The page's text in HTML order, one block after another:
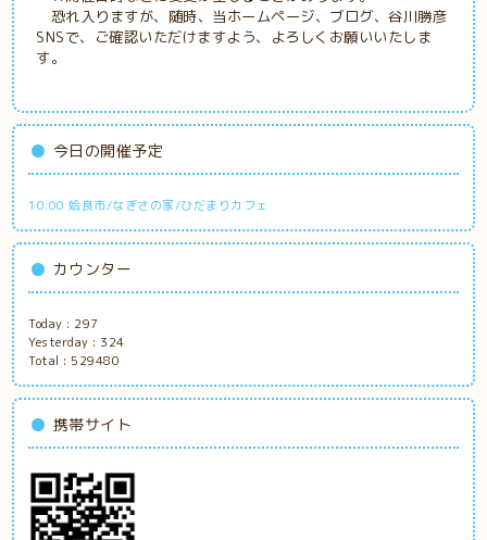
恐れ入りますが、随時、当ホームページ、ブログ、谷川勝彦
SNSで、ご確認いただけますよう、よろしくお願いいたしま
す。
今日の開催予定
10:00 姶良市/なぎさの家/ひだまりカフェ
カウンター
Today : 297
Yesterday : 324
Total : 529480
携帯サイト